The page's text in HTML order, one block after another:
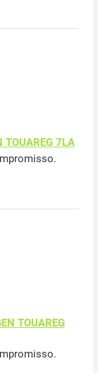
TOUAREG 7LA
TOUAREG